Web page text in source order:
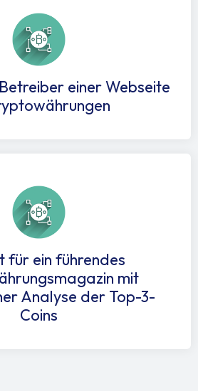
einer Webseite
für ein führendes
mit
Analyse der Top-3-
Coins